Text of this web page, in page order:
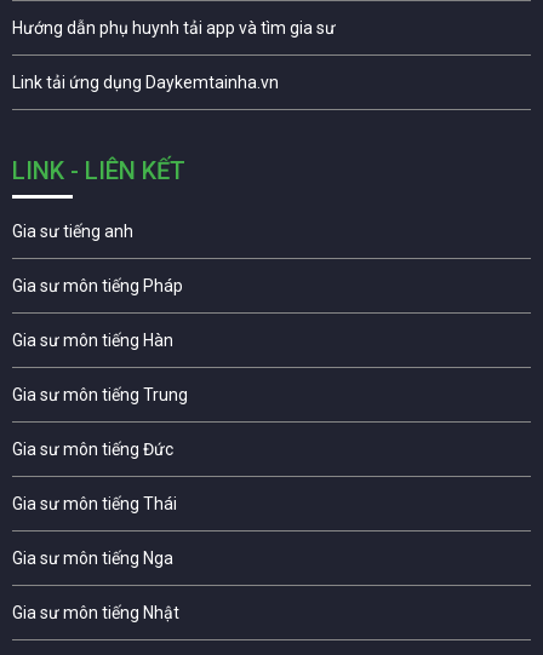
Hướng dẫn phụ huynh tải app và tìm gia sư
Link tải ứng dụng Daykemtainha.vn
LINK - LIÊN KẾT
Gia sư tiếng anh
Gia sư môn tiếng Pháp
Gia sư môn tiếng Hàn
Gia sư môn tiếng Trung
Gia sư môn tiếng Đức
Gia sư môn tiếng Thái
Gia sư môn tiếng Nga
Gia sư môn tiếng Nhật